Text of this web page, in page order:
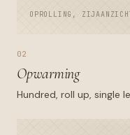
OPROLLING,
02
Opwarming
Hundred, roll up, single